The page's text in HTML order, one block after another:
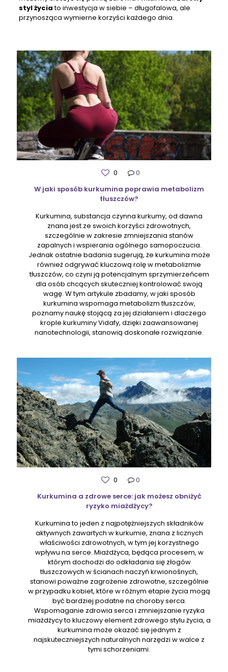
styl życiato inwestycja w siebie – długofalowa, ale
przynosząca wymierne korzyści każdego dnia.
0
0
W jaki sposób kurkumina poprawia metabolizm
tłuszczów?
Kurkumina, substancja czynna kurkumy, od dawna
znana jest ze swoich korzyści zdrowotnych,
szczególnie w zakresie zmniejszania stanów
zapalnych i wspierania ogólnego samopoczucia.
Jednak ostatnie badania sugerują, że kurkumina może
również odgrywać kluczową rolę w metabolizmie
tłuszczów, co czyni ją potencjalnym sprzymierzeńcem
dla osób chcących skuteczniej kontrolować swoją
wagę. W tym artykule zbadamy, w jaki sposób
kurkumina wspomaga metabolizm tłuszczów,
poznamy naukę stojącą za jej działaniem i dlaczego
krople kurkuminy Vidafy, dzięki zaawansowanej
nanotechnologii, stanowią doskonałe rozwiązanie.
0
0
Kurkumina a zdrowe serce: jak możesz obniżyć
ryzyko miażdżycy?
Kurkumina to jeden z najpotężniejszych składników
aktywnych zawartych w kurkumie, znana z licznych
właściwości zdrowotnych, w tym jej korzystnego
wpływu na serce. Miażdżyca, będąca procesem, w
którym dochodzi do odkładania się złogów
tłuszczowych w ścianach naczyń krwionośnych,
stanowi poważne zagrożenie zdrowotne, szczególnie
w przypadku kobiet, które w różnym etapie życia mogą
być bardziej podatne na choroby serca.
Wspomaganie zdrowia serca i zmniejszanie ryzyka
miażdżycy to kluczowy element zdrowego stylu życia, a
kurkumina może okazać się jednym z
najskuteczniejszych naturalnych narzędzi w walce z
tymi schorzeniami.